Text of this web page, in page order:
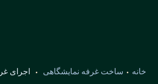
خانه ساخت غرفه نمایشگاهی اجرای